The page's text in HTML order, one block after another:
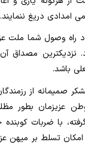
امدادی دریغ ننمایند.
راه وصول شما ملت
نزدیکترین مصداق
باشد.
صمیمانه از
عزیزمان بطور
با ضربات
امکان تسلط بر میهن